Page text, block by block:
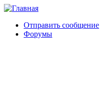
Отправить сообщение
Форумы